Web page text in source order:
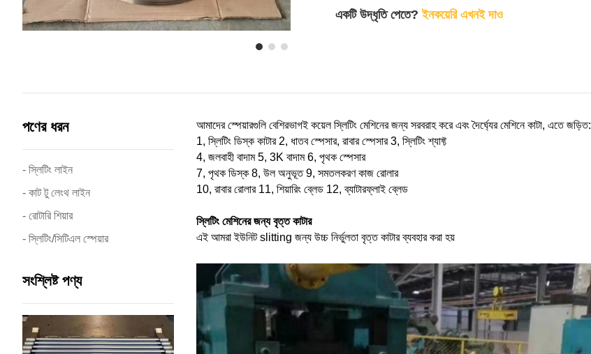
একটি উদ্ধৃতি পেতে? ইনকয়েরি এখনই দাও
পণের ধরন
- স্লিটিং লাইন
- কাট টু লেংথ লাইন
- রোটারি শিয়ার
- স্লিটিং/সিটিএল স্পেয়ার
সংশ্লিষ্ট পণ্য
আমাদের স্পেয়ারগুলি বেশিরভাগই কয়েল স্লিটিং মেশিনের জন্য সরবরাহ করে এবং দৈর্ঘ্যের মেশিনে কাটা, এতে জড়িত:
1, স্লিটিং ডিস্ক কাটার 2, ধাতব স্পেসার, রাবার স্পেসার 3, স্লিটিং শ্যাফ্ট
4, জলবাহী বাদাম 5, 3K বাদাম 6, পৃথক স্পেসার
7, পৃথক ডিস্ক 8, উল অনুভূত 9, সমতলকরণ কাজ রোলার
10, রাবার রোলার 11, শিয়ারিং ব্লেড 12, ব্যাটারফ্লাই ব্লেড
স্লিটিং মেশিনের জন্য বৃত্ত কাটার
এই আমরা ইউনিট slitting জন্য উচ্চ নির্ভুলতা বৃত্ত কাটার ব্যবহার করা হয়